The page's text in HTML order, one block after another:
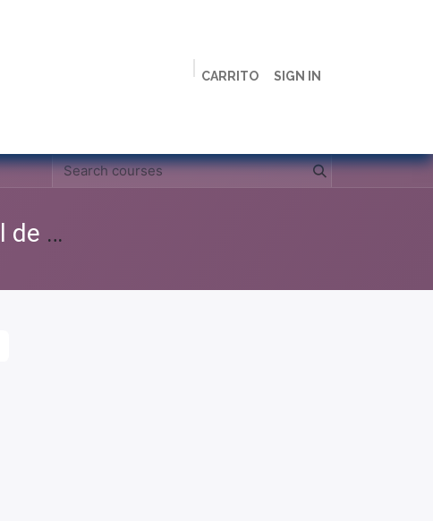
CARRITO SIGN IN
Clases Grabadas Anteriores (Material de apoyo para alumnos)